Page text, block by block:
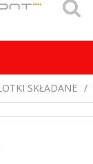
SKŁADANE